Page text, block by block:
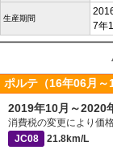
生産期間
7年
ポルテ（16年06月
2019年10月～2020
消費税の変更により価
JC08
21.8km/L